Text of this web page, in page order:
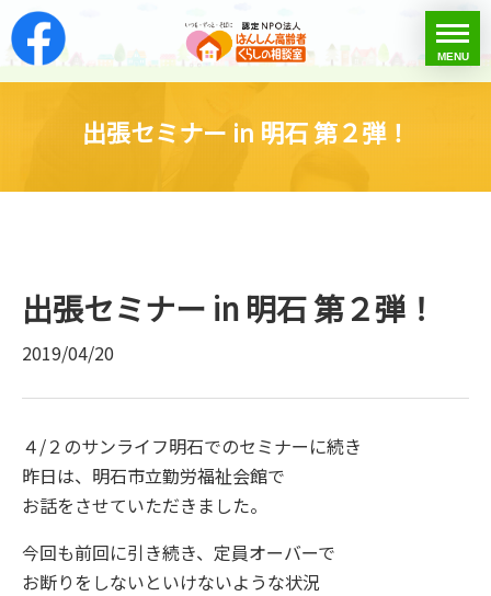
はんしん高齢者くら
toggle
menu
MENU
出張セミナー in 明石 第２弾！
出張セミナー in 明石 第２弾！
2019/04/20
４/２のサンライフ明石でのセミナーに続き
昨日は、明石市立勤労福祉会館で
お話をさせていただきました。
今回も前回に引き続き、定員オーバーで
お断りをしないといけないような状況